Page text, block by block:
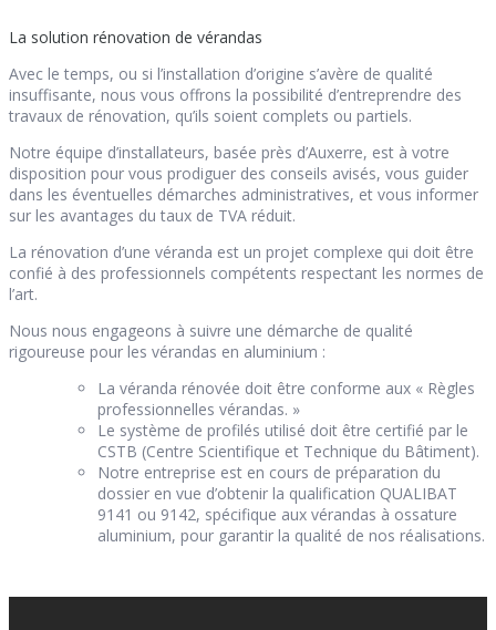
La solution rénovation de vérandas
Avec le temps, ou si l’installation d’origine s’avère de qualité
insuffisante, nous vous offrons la possibilité d’entreprendre des
travaux de rénovation, qu’ils soient complets ou partiels.
Notre équipe d’installateurs, basée près d’Auxerre, est à votre
disposition pour vous prodiguer des conseils avisés, vous guider
dans les éventuelles démarches administratives, et vous informer
sur les avantages du taux de TVA réduit.
La rénovation d’une véranda est un projet complexe qui doit être
confié à des professionnels compétents respectant les normes de
l’art.
Nous nous engageons à suivre une démarche de qualité
rigoureuse pour les vérandas en aluminium :
La véranda rénovée doit être conforme aux « Règles
professionnelles vérandas. »
Le système de profilés utilisé doit être certifié par le
CSTB (Centre Scientifique et Technique du Bâtiment).
Notre entreprise est en cours de préparation du
dossier en vue d’obtenir la qualification QUALIBAT
9141 ou 9142, spécifique aux vérandas à ossature
aluminium, pour garantir la qualité de nos réalisations.